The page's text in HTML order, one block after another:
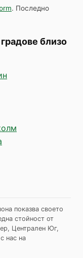
. Последно
близо
показва своето
стойност от
Централен Юг,
нас на